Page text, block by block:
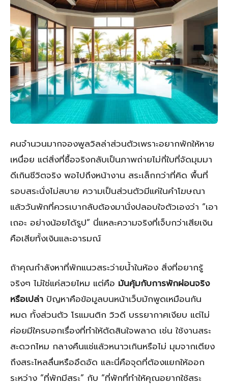
คนจำนวนมากจองพูลวิลล่าส่วนตัวเพราะอยากพักให้หาย
เหนื่อย แต่สิ่งที่ซื้อจริงกลับเป็นภาพถ่ายไม่กี่ใบที่จัดมุมมา
ดีเกินชีวิตจริง พอไปถึงหน้างาน สระเล็กกว่าที่คิด พื้นที่
รอบสระนั่งไม่สบาย ความเป็นส่วนตัวมีแค่ในคำโฆษณา
แล้ววันพักที่ควรเบากลับต้องมานั่งปลอบใจตัวเองว่า “เอา
เถอะ อย่างน้อยได้รูป” นี่แหละความจริงที่เจ็บกว่าเสียเงิน
คือเสียทั้งเงินและอารมณ์
ถ้าคุณกำลังหาที่พักแนวสระว่ายน้ำในห้อง สิ่งที่อยากรู้
จริงๆ ไม่ใช่แค่สวยไหม แต่คือ มันคุ้มกับการพักผ่อนจริง
หรือเปล่า ปัญหาคือข้อมูลบนหน้าเว็บมักพูดเหมือนกัน
หมด ทั้งส่วนตัว โรแมนติก วิวดี บรรยากาศเงียบ แต่ไม่
ค่อยมีใครบอกเรื่องที่ทำให้ตัดสินใจพลาด เช่น ใช้งานสระ
สะดวกไหม กลางคืนแช่แล้วหนาวเกินหรือไม่ มุมจากเตียง
ถึงสระไหลลื่นหรืออึดอัด และนี่คือจุดที่ต้องแยกให้ออก
ระหว่าง “ที่พักมีสระ” กับ “ที่พักที่ทำให้คุณอยากใช้สระ